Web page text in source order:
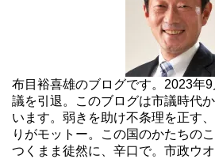
布目裕喜雄のブログです。2023年
議を引退。このブログは市議時代
います。弱きを助け不条理を正す
りがモットー。この国のかたちの
つくまま徒然に、辛口で。市政ウ